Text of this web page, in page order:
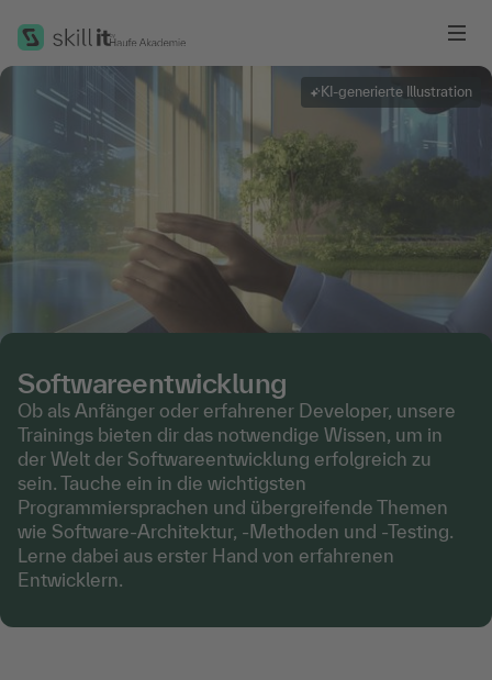
Softwareentwicklung
Ob als Anfänger oder erfahrener Developer, unsere
Trainings bieten dir das notwendige Wissen, um in
der Welt der Softwareentwicklung erfolgreich zu
sein. Tauche ein in die wichtigsten
Programmiersprachen und übergreifende Themen
wie Software-Architektur, -Methoden und -Testing.
Lerne dabei aus erster Hand von erfahrenen
Entwicklern.
KI-generierte Illustration